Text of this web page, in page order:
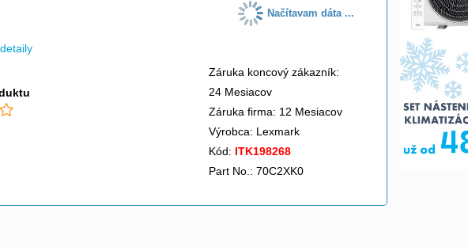
Načítavam dáta ...
Záruka koncový zákazník:
24 Mesiacov
Záruka firma: 12 Mesiacov
Výrobca: Lexmark
Kód: ITK198268
Part No.: 70C2XK0